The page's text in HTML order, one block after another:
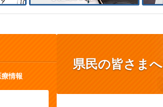
県民の皆さまへ
情報